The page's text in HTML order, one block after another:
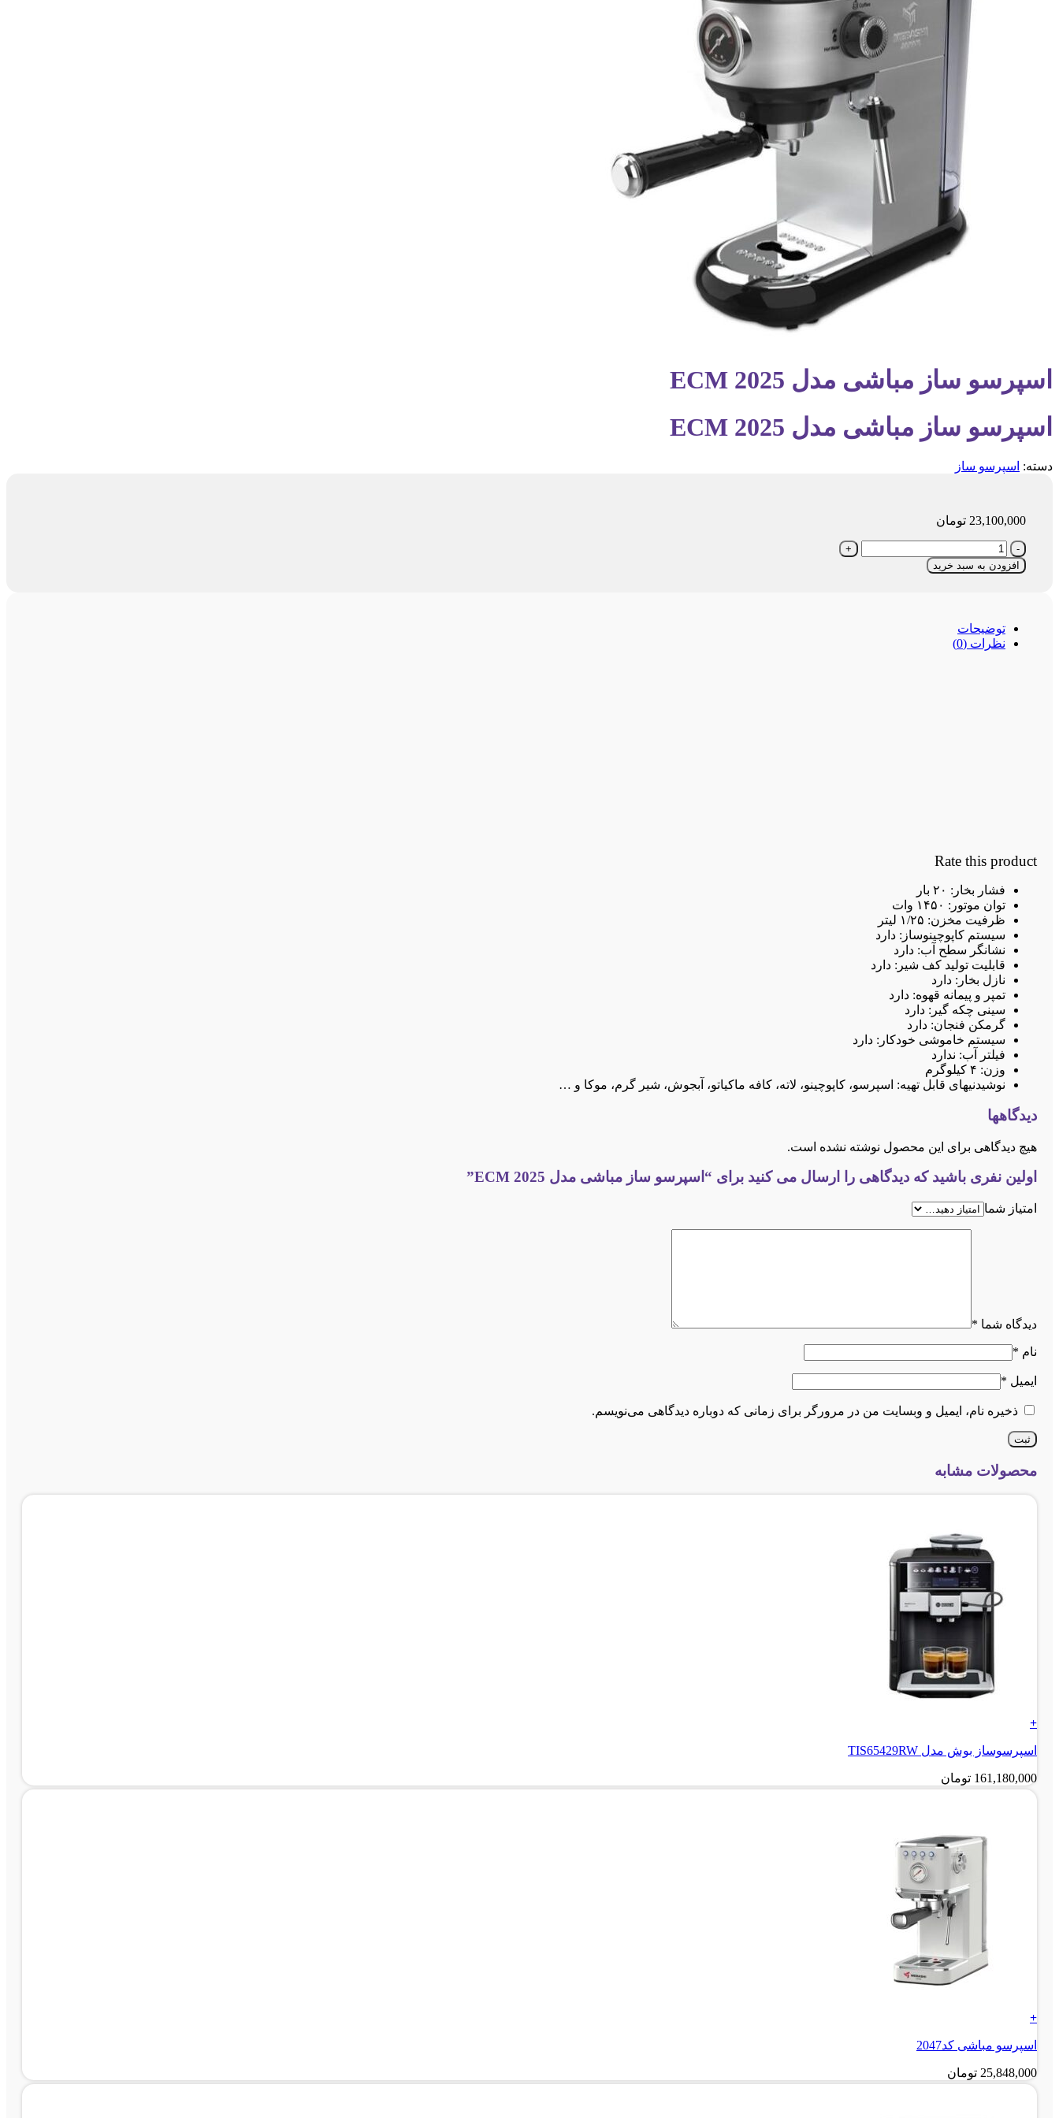
اسپرسو ساز مباشی مدل ECM 2025
اسپرسو ساز مباشی مدل ECM 2025
دسته: اسپرسو ساز
23,100,000 تومان
اسپرسو
ساز
مباشی
عدد
افزودن به سبد خرید
توضیحات
نظرات (0)
Rate this product
فشار بخار: ۲۰ بار
توان موتور: ۱۴۵۰ وات
ظرفیت مخزن: ۱/۲۵ لیتر
سیستم کاپوچینوساز: دارد
نشانگر سطح آب: دارد
قابلیت تولید کف شیر: دارد
نازل بخار: دارد
تمپر و پیمانه قهوه: دارد
سینی چکه گیر: دارد
گرمکن فنجان: دارد
سیستم خاموشی خودکار: دارد
فیلتر آب: ندارد
وزن: ۴ کیلوگرم
نوشیدنیهای قابل تهیه: اسپرسو، کاپوچینو، لاته، کافه ماکیاتو، آبجوش، شیر گرم، موکا و …
دیدگاهها
هیچ دیدگاهی برای این محصول نوشته نشده است.
اولین نفری باشید که دیدگاهی را ارسال می کنید برای “اسپرسو ساز مباشی مدل ECM 2025”
امتیاز شما
دیدگاه شما *
نام *
ایمیل *
ذخیره نام، ایمیل و وبسایت من در مرورگر برای زمانی که دوباره دیدگاهی می‌نویسم.
محصولات مشابه
+
اسپرسوساز بوش مدل TIS65429RW
161,180,000 تومان
+
اسپرسو مباشی کد2047
25,848,000 تومان